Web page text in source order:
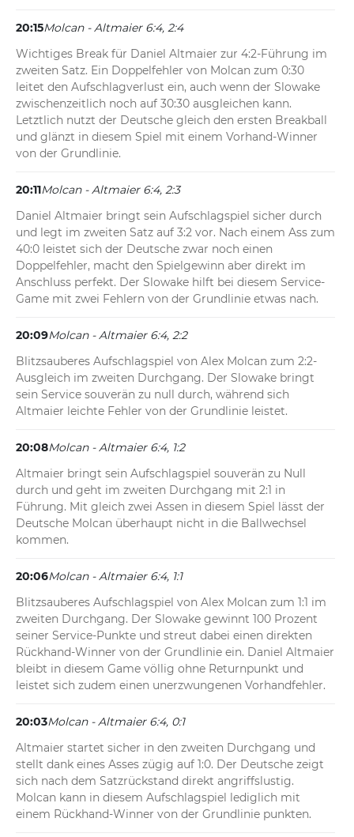
20:15Molcan - Altmaier 6:4, 2:4
Wichtiges Break für Daniel Altmaier zur 4:2-Führung im
zweiten Satz. Ein Doppelfehler von Molcan zum 0:30
leitet den Aufschlagverlust ein, auch wenn der Slowake
zwischenzeitlich noch auf 30:30 ausgleichen kann.
Letztlich nutzt der Deutsche gleich den ersten Breakball
und glänzt in diesem Spiel mit einem Vorhand-Winner
von der Grundlinie.
20:11Molcan - Altmaier 6:4, 2:3
Daniel Altmaier bringt sein Aufschlagspiel sicher durch
und legt im zweiten Satz auf 3:2 vor. Nach einem Ass zum
40:0 leistet sich der Deutsche zwar noch einen
Doppelfehler, macht den Spielgewinn aber direkt im
Anschluss perfekt. Der Slowake hilft bei diesem Service-
Game mit zwei Fehlern von der Grundlinie etwas nach.
20:09Molcan - Altmaier 6:4, 2:2
Blitzsauberes Aufschlagspiel von Alex Molcan zum 2:2-
Ausgleich im zweiten Durchgang. Der Slowake bringt
sein Service souverän zu null durch, während sich
Altmaier leichte Fehler von der Grundlinie leistet.
20:08Molcan - Altmaier 6:4, 1:2
Altmaier bringt sein Aufschlagspiel souverän zu Null
durch und geht im zweiten Durchgang mit 2:1 in
Führung. Mit gleich zwei Assen in diesem Spiel lässt der
Deutsche Molcan überhaupt nicht in die Ballwechsel
kommen.
20:06Molcan - Altmaier 6:4, 1:1
Blitzsauberes Aufschlagspiel von Alex Molcan zum 1:1 im
zweiten Durchgang. Der Slowake gewinnt 100 Prozent
seiner Service-Punkte und streut dabei einen direkten
Rückhand-Winner von der Grundlinie ein. Daniel Altmaier
bleibt in diesem Game völlig ohne Returnpunkt und
leistet sich zudem einen unerzwungenen Vorhandfehler.
20:03Molcan - Altmaier 6:4, 0:1
Altmaier startet sicher in den zweiten Durchgang und
stellt dank eines Asses zügig auf 1:0. Der Deutsche zeigt
sich nach dem Satzrückstand direkt angriffslustig.
Molcan kann in diesem Aufschlagspiel lediglich mit
einem Rückhand-Winner von der Grundlinie punkten.